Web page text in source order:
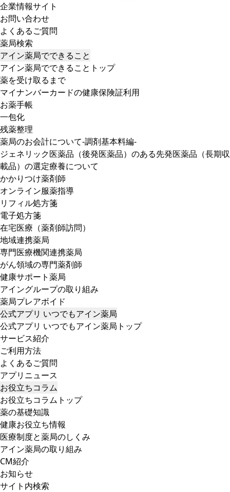
企業情報サイト
お問い合わせ
よくあるご質問
薬局検索
アイン薬局でできること
アイン薬局でできることトップ
薬を受け取るまで
マイナンバーカードの健康保険証利用
お薬手帳
一包化
残薬整理
薬局のお会計について-調剤基本料編-
ジェネリック医薬品（後発医薬品）のある先発医薬品（長期収
載品）の選定療養について
かかりつけ薬剤師
オンライン服薬指導
リフィル処方箋
電子処方箋
在宅医療（薬剤師訪問）
地域連携薬局
専門医療機関連携薬局
がん領域の専門薬剤師
健康サポート薬局
アイングループの取り組み
薬局プレアボイド
公式アプリ いつでもアイン薬局
公式アプリ いつでもアイン薬局トップ
サービス紹介
ご利用方法
よくあるご質問
アプリニュース
お役立ちコラム
お役立ちコラムトップ
薬の基礎知識
健康お役立ち情報
医療制度と薬局のしくみ
アイン薬局の取り組み
CM紹介
お知らせ
サイト内検索